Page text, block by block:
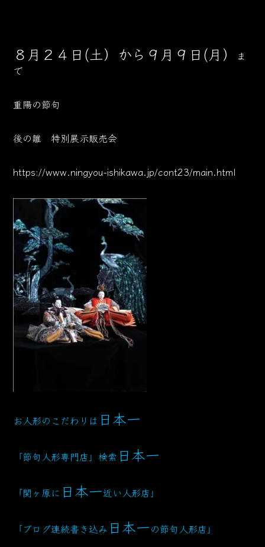
８月２４日(土）から９月９日(月）
ま
で
重陽の節句
後の雛 特別展示販売会
https://www.ningyou-ishikawa.jp/cont23/main.html
お人形のこだわりは 日本一
「節句人形専門店」検索 日本一
「関ヶ原に 日本一近い人形店」
「ブログ連続書き込み 日本一の節句人形店」